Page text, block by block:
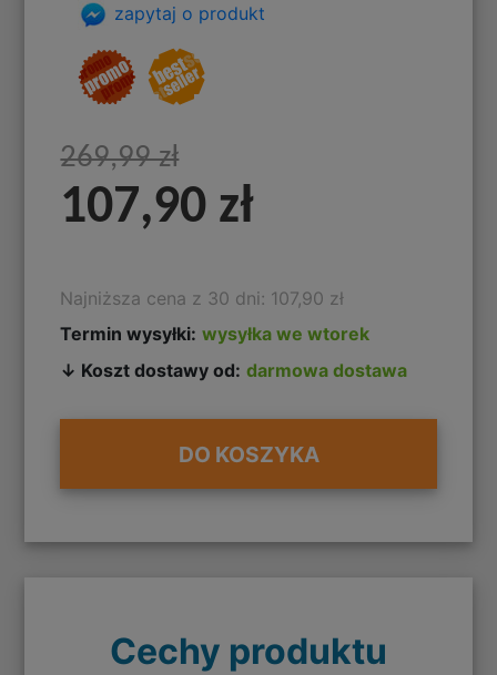
zapytaj o produkt
269,99 zł
107,90 zł
Najniższa cena z 30 dni: 107,90 zł
Termin wysyłki: wysyłka we wtorek
↓ Koszt dostawy od: darmowa dostawa
DO KOSZYKA
Cechy produktu